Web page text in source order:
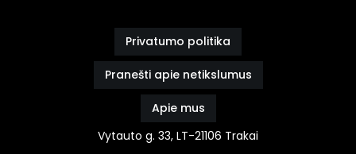
Privatumo politika
Pranešti apie netikslumus
Apie mus
Vytauto g. 33, LT-21106 Trakai